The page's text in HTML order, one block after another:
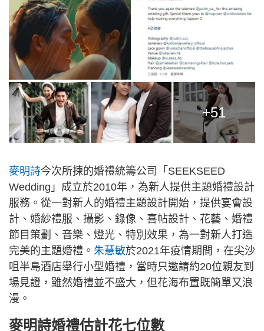
+51
麥明詩今次所揀的婚禮統籌公司「SEEKSEED
Wedding」成立於2010年，為新人提供主題婚禮設計
服務。從一對新人的婚禮主題設計開始，提供宴會設
計、婚紗禮服、攝影、錄像、喜帖設計、花藝、婚禮
節目策劃、音樂、燈光、特別效果，為一對新人打造
完美的主題婚禮。 朱慧敏於2021年疫情期間，在尖沙
咀半島酒店舉行小型婚禮，當時只邀請約20位親友到
場見證，雖然婚禮並不盛大，但花海布置既簡單又浪
漫。
麥明詩婚禮估計花七位數